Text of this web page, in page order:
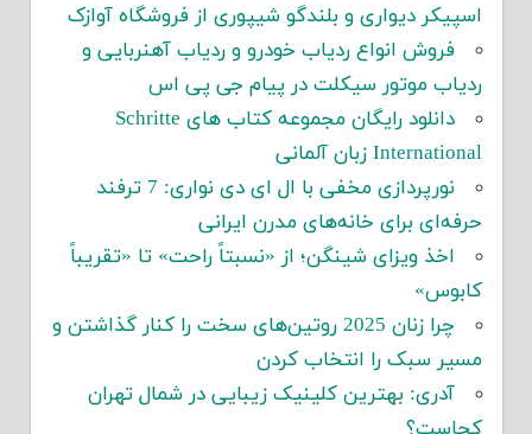
اسپیکر دیواری و بلندگو شیپوری از فروشگاه آوازک
فروش انواع ردیاب خودرو و ردیاب آهنربایی و
ردیاب موتور سیکلت در پیام جی پی اس
دانلود رایگان مجموعه کتاب های Schritte
International زبان آلمانی
نورپردازی مخفی با ال ای دی نواری: 7 ترفند
حرفه‌ای برای خانه‌های مدرن ایرانی
اخذ ویزای شینگن؛ از «نسبتاً راحت» تا «تقریباً
کابوس»
چرا زنان 2025 روتین‌های سخت را کنار گذاشتن و
مسیر سبک را انتخاب کردن
آدری: بهترین کلینیک زیبایی در شمال تهران